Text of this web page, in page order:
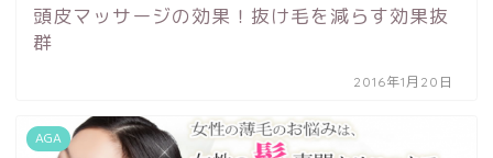
頭皮マッサージの効果！抜け毛を減らす効果抜
群
2016年1月20日
AGA